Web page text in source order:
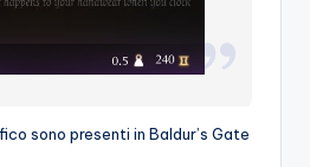
sono presenti in Baldur’s Gate